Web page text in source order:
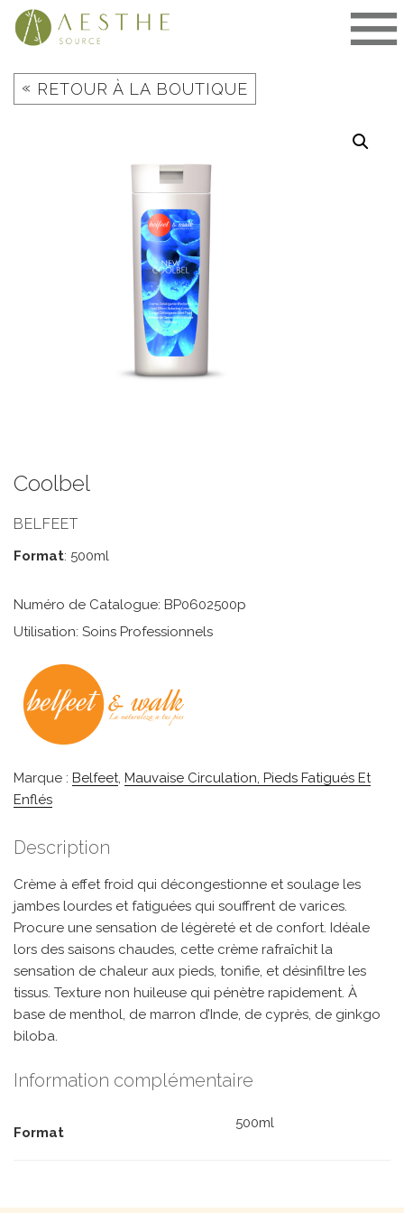
Aller
« RETOUR À LA BOUTIQUE
Coolbel
BELFEET
Format: 500ml
Numéro de Catalogue: BP0602500p
Utilisation: Soins Professionnels
Marque : Belfeet, Mauvaise Circulation, Pieds Fatigués Et
Enflés
Description
Crème à effet froid qui décongestionne et soulage les
jambes lourdes et fatiguées qui souffrent de varices.
Procure une sensation de légèreté et de confort. Idéale
lors des saisons chaudes, cette crème rafraîchit la
sensation de chaleur aux pieds, tonifie, et désinfiltre les
tissus. Texture non huileuse qui pénètre rapidement. À
base de menthol, de marron d’Inde, de cyprès, de ginkgo
biloba.
Information complémentaire
Format
500ml